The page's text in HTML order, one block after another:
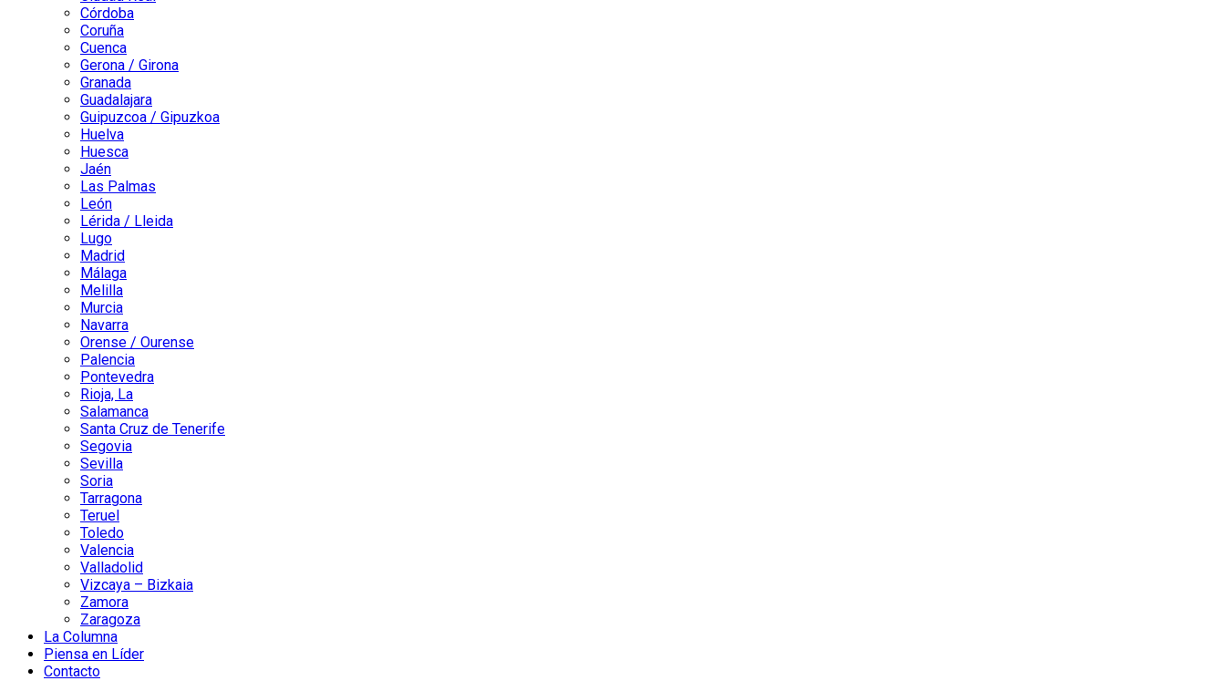
Córdoba
Coruña
Cuenca
Gerona / Girona
Granada
Guadalajara
Guipuzcoa / Gipuzkoa
Huelva
Huesca
Jaén
Las Palmas
León
Lérida / Lleida
Lugo
Madrid
Málaga
Melilla
Murcia
Navarra
Orense / Ourense
Palencia
Pontevedra
Rioja, La
Salamanca
Santa Cruz de Tenerife
Segovia
Sevilla
Soria
Tarragona
Teruel
Toledo
Valencia
Valladolid
Vizcaya – Bizkaia
Zamora
Zaragoza
La Columna
Piensa en Líder
Contacto